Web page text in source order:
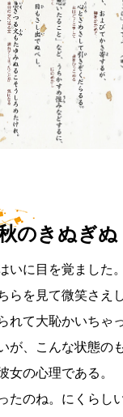
のきぬぎぬ
いに目を覚ました
らを見て微笑さえ
れて大恥かいちゃ
が、こんな状態の
女の心理である。
たのね。にくらし